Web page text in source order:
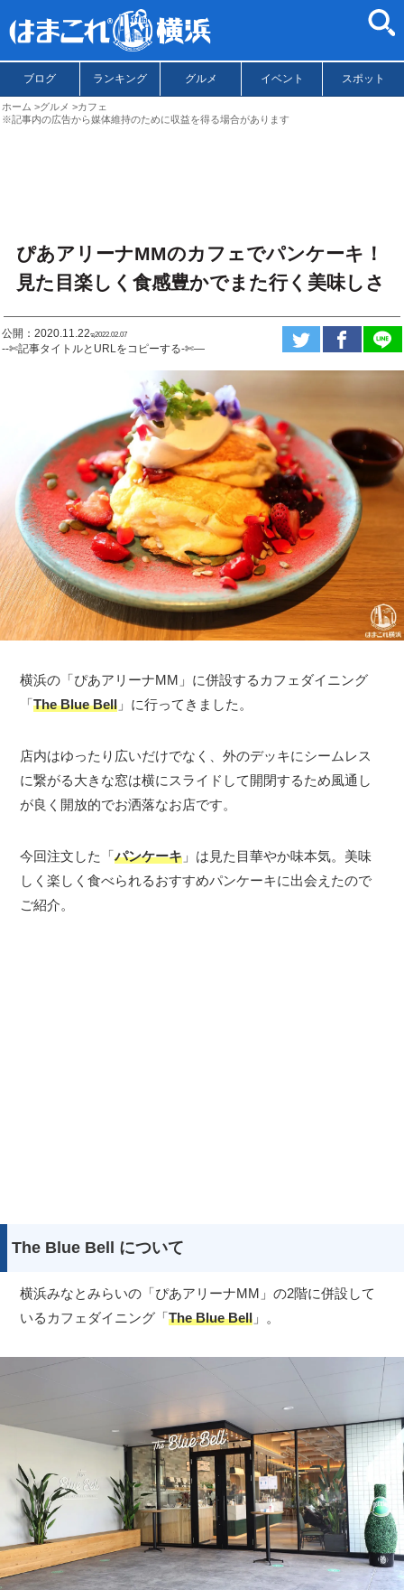
ブログ ランキング グルメ イベント スポット
ホーム グルメ
カフェ
※記事内の広告から媒体維持のために収益を得る場合があります
ぴあアリーナMMのカフェでパンケーキ！
見た目楽しく食感豊かでまた行く美味しさ
公開：2020.11.22ಇ2022.02.07
--✄記事タイトルとURLをコピーする-✄—
横浜の「ぴあアリーナMM」に併設するカフェダイニング
「The Blue Bell 」に行ってきました。
店内はゆったり広いだけでなく、外のデッキにシームレス
に繋がる大きな窓は横にスライドして開閉するため風通し
が良く開放的でお洒落なお店です。
今回注文した「パンケーキ 」は見た目華やか味本気。美味
しく楽しく食べられるおすすめパンケーキに出会えたので
ご紹介。
The Blue Bell について
横浜みなとみらいの「ぴあアリーナMM」の2階に併設して
いるカフェダイニング「The Blue Bell 」。